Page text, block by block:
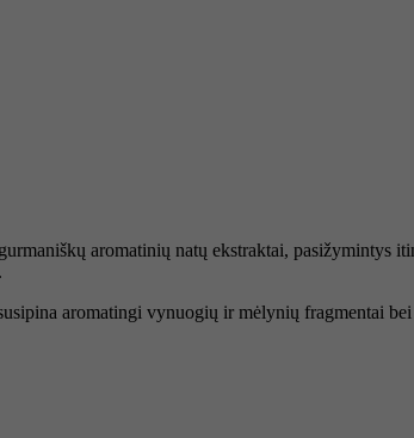
aromatinių natų ekstraktai, pasižymintys
aromatingi vynuogių ir mėlynių fragmentai